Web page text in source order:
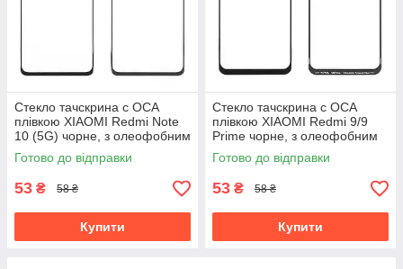
Стекло тачскрина c OCA
плівкою XIAOMI Redmi Note
10 (5G) чорне, з олеофобним
покриттям, загартоване
Готово до відправки
53 ₴ 58 ₴
Купити
Стекло тачскрина c OCA
плівкою XIAOMI Redmi 9/9
Prime чорне, з олеофобним
покриттям, загартоване
Готово до відправки
53 ₴ 58 ₴
Купити